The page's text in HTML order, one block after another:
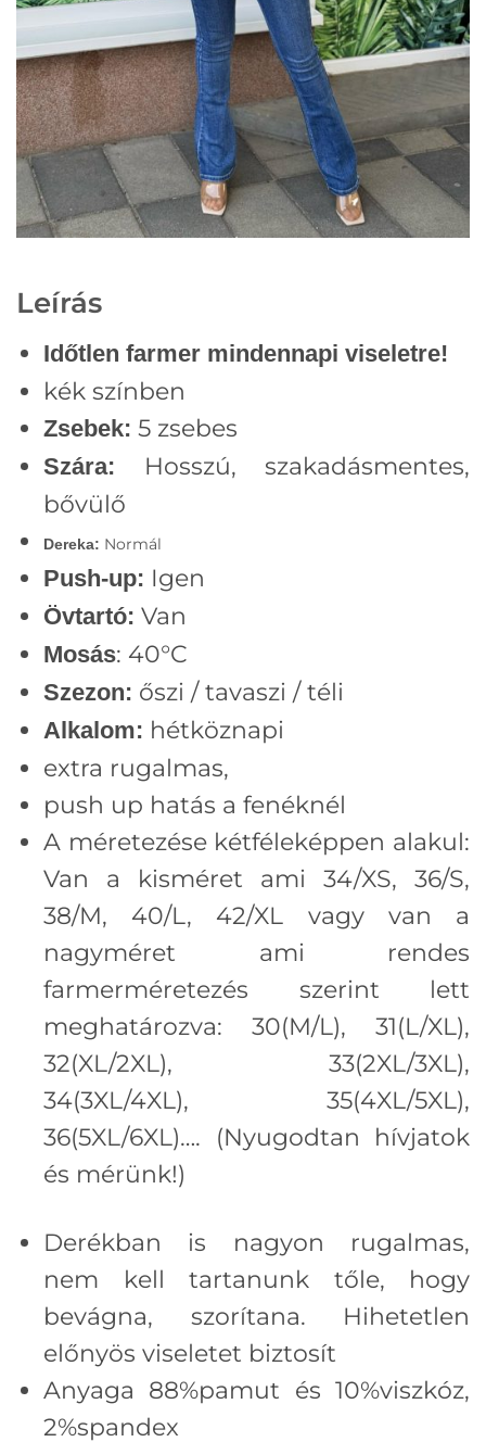
Leírás
Időtlen farmer mindennapi viseletre!
kék színben
Zsebek: 5 zsebes
Szára: Hosszú, szakadásmentes,
bővülő
Dereka: Normál
Push-up: Igen
Övtartó: Van
Mosás: 40°C
Szezon: őszi / tavaszi / téli
Alkalom: hétköznapi
extra rugalmas,
push up hatás a fenéknél
A méretezése kétféleképpen alakul:
Van a kisméret ami 34/XS, 36/S,
38/M, 40/L, 42/XL vagy van a
nagyméret ami rendes
farmerméretezés szerint lett
meghatározva: 30(M/L), 31(L/XL),
32(XL/2XL), 33(2XL/3XL),
34(3XL/4XL), 35(4XL/5XL),
36(5XL/6XL)…. (Nyugodtan hívjatok
és mérünk!)
Derékban is nagyon rugalmas,
nem kell tartanunk tőle, hogy
bevágna, szorítana. Hihetetlen
előnyös viseletet biztosít
Anyaga 88%pamut és 10%viszkóz,
2%spandex